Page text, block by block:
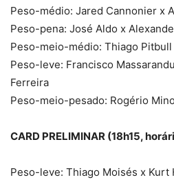
Peso-médio: Jared Cannonier x
Peso-pena: José Aldo x
Peso-meio-médio: Thiago
Peso-leve: Francisco
Ferreira
Peso-meio-pesado: Rogério
CARD PRELIMINAR (18h15,
Peso-leve: Thiago Moisés x Kurt